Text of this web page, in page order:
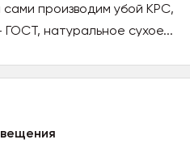
производим убой КРС,
натуральное сухое...